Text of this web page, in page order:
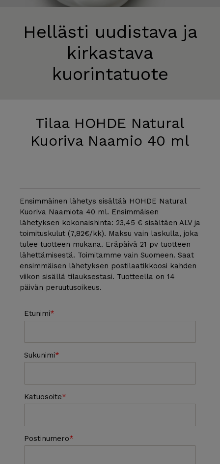
Hellästi uudistava ja
kirkastava
kuorintatuote
Tilaa HOHDE Natural
Kuoriva Naamio 40 ml
Ensimmäinen lähetys sisältää HOHDE Natural
Kuoriva Naamiota 40 ml. Ensimmäisen
lähetyksen kokonaishinta: 23,45 € sisältäen ALV ja
toimituskulut (7,82€/kk). Maksu vain laskulla, joka
tulee tuotteen mukana. Eräpäivä 21 pv tuotteen
lähettämisestä. Toimitamme vain Suomeen. Saat
ensimmäisen lähetyksen postilaatikkoosi kahden
viikon sisällä tilauksestasi. Tuotteella on 14
päivän peruutusoikeus.
Etunimi
Sukunimi
Katuosoite
Postinumero